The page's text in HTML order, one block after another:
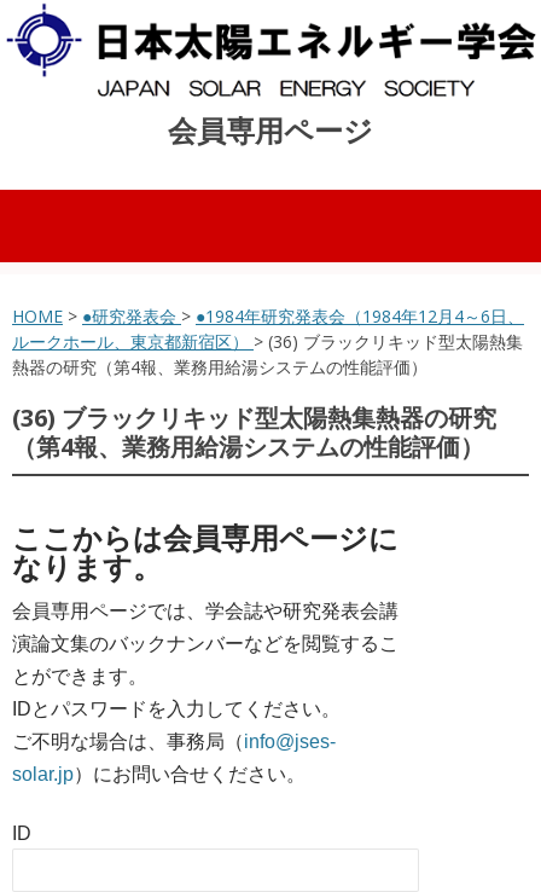
会員専用ページ
コンテンツへスキップ
HOME > ●研究発表会 > ●1984年研究発表会（1984年12月4～6日、
ルークホール、東京都新宿区） > (36) ブラックリキッド型太陽熱集
熱器の研究（第4報、業務用給湯システムの性能評価）
(36) ブラックリキッド型太陽熱集熱器の研究
（第4報、業務用給湯システムの性能評価）
ここからは会員専用ページに
なります。
会員専用ページでは、学会誌や研究発表会講
演論文集のバックナンバーなどを閲覧するこ
とができます。
IDとパスワードを入力してください。
ご不明な場合は、事務局（info@jses-
solar.jp）にお問い合せください。
ID